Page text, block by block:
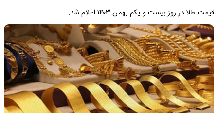
قیمت طلا در روز بیست و یکم بهمن ۱۴۰۳ اعلام شد.